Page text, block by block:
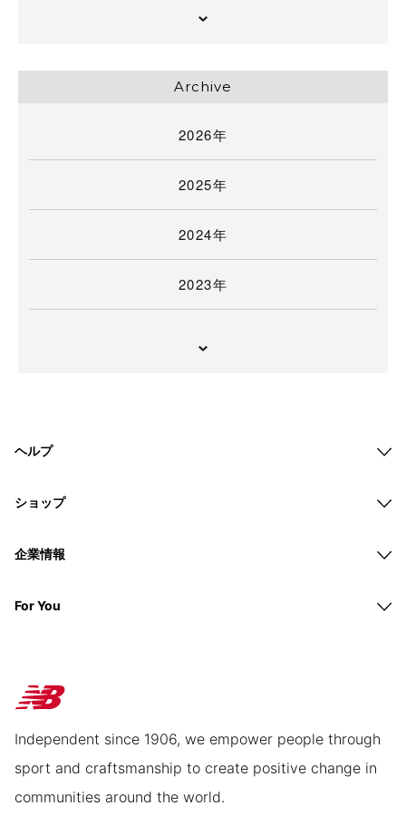
Archive
2026年
2025年
2024年
2023年
ヘルプ
ショップ
企業情報
For You
Independent since 1906, we empower people through
sport and craftsmanship to create positive change in
communities around the world.